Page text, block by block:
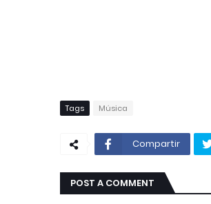
Tags Música
Compartir
POST A COMMENT